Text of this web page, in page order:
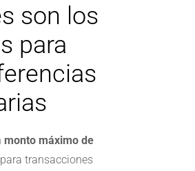
son los
para
monto máximo de
para transacciones